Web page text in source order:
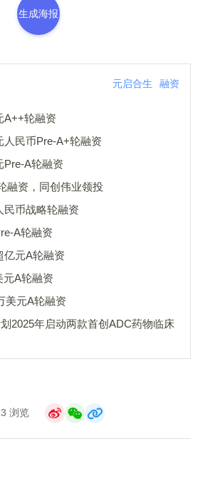
生成海报
元启合生 融资
A++轮融资
人民币Pre-A+轮融资
Pre-A轮融资
融资，同创伟业领投
民币战略轮融资
A轮融资
亿元A轮融资
元A轮融资
美元A轮融资
2025年启动两款首创ADC药物临床
浏览